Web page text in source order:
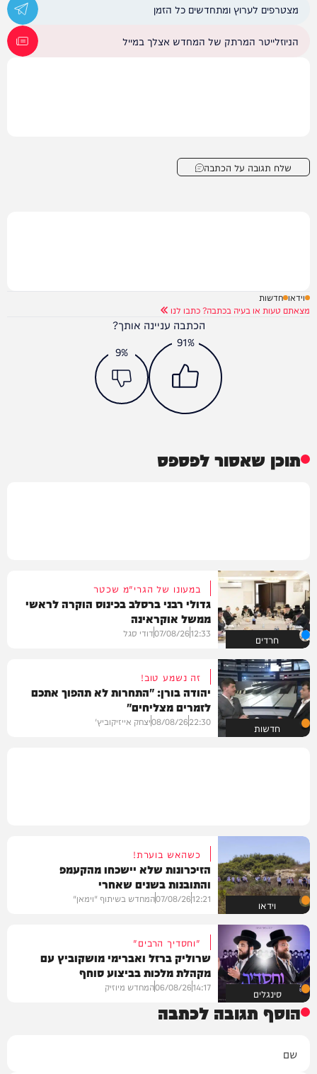
מצטרפים לערוץ ומתחדשים כל הזמן
הניוזלייטר המרתק של המחדש אצלך במייל
שלח תגובה על הכתבה
וידאו חדשות
מצאתם טעות או בעיה בכתבה? כתבו לנו
הכתבה עניינה אותך?
91%
9%
תוכן שאסור לפספס
חרדים
במעונו של הגרי"מ שכטר
גדולי רבני ברסלב בכינוס הוקרה לראשי
ממשל אוקראינה
12:33
07/08/26דודי סגל
חדשות
זה נשמע טוב!
יהודה בורן: "התחרות לא תהפוך אתכם
לזמרים מצליחים"
22:30
08/08/26יצחק אייזיקוביץ'
וידאו
כשהאש בוערת!
הזיכרונות שלא יישכחו מהקעמפ
והתובנות בשנים שאחרי
12:21
07/08/26המחדש בשיתוף "וימאן"
סינגלים
"וחסדיך הרבים"
שרוליק ברזל ואברימי מושקוביץ עם
מקהלת מלכות בביצוע סוחף
14:17
06/08/26המחדש מיוזיק
הוסף תגובה לכתבה